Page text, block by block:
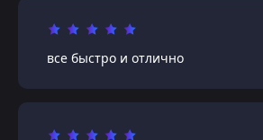
все быстро и отлично